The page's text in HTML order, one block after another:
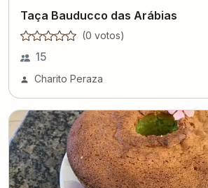
Taça Bauducco das Arábias
(0 votos)
15
Charito Peraza